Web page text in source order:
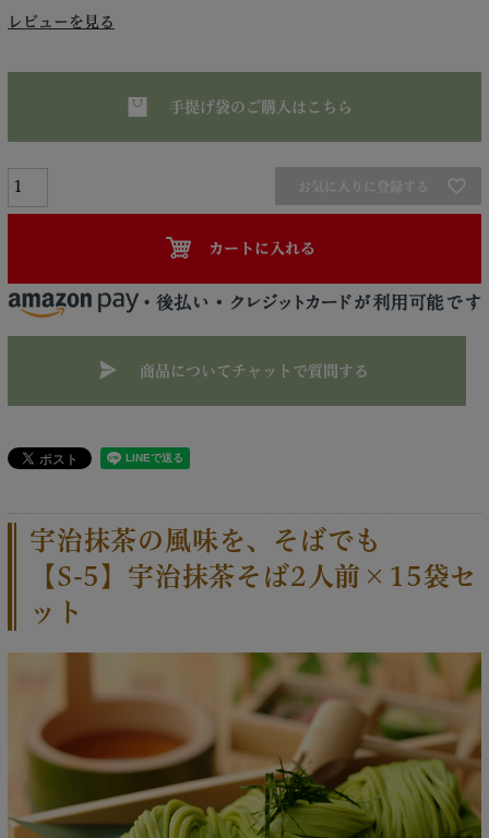
レビューを見る
手提げ袋のご購入はこちら
お気に入りに登録する
カートに入れる
商品についてチャットで質問する
宇治抹茶の風味を、そばでも
【S-5】宇治抹茶そば2人前×15袋セ
ット